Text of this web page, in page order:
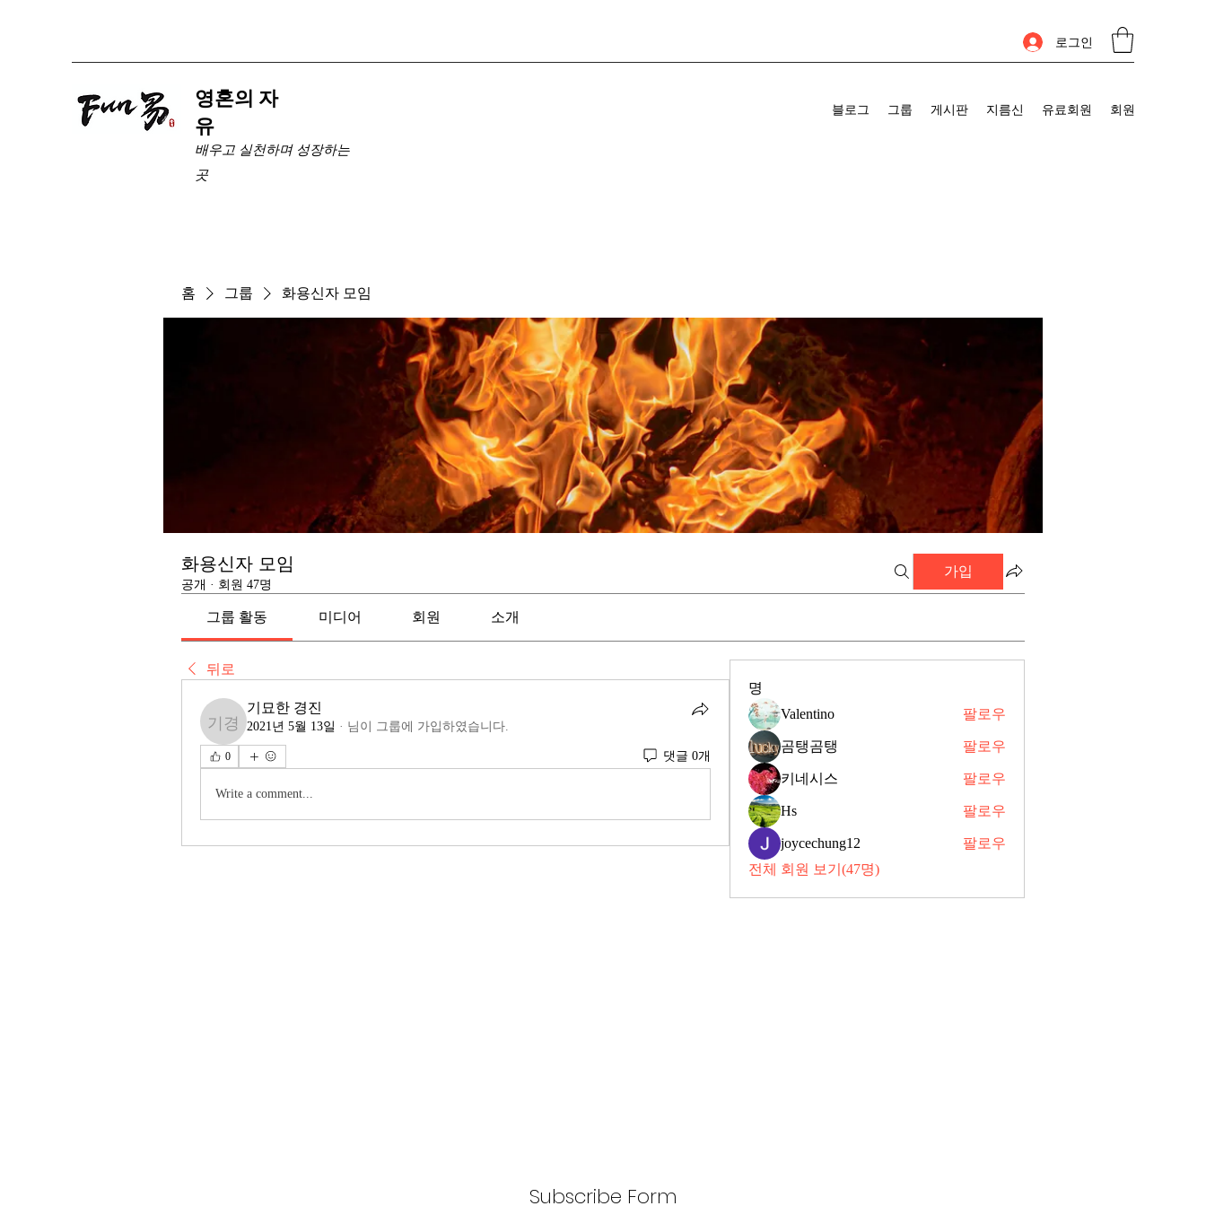
로그인
​영혼의 자
유
배우고 실천하며 성장하는
곳
블로그 그룹 게시판 지름신 유료회원 회원
홈 그룹 화용신자 모임
화용신자 모임
공개 · 회원 47명
가입
그룹 활동 미디어 회원 소개
뒤로
기묘한 경진
기묘한 경진
2021년 5월 13일 · 님이 그룹에 가입하였습니다.
0 댓글 0개
Write a comment...
명
Valentino 팔로우
곰탱곰탱 팔로우
키네시스 팔로우
Hs 팔로우
joycechung12
팔로우
전체 회원 보기(47명)
Subscribe Form